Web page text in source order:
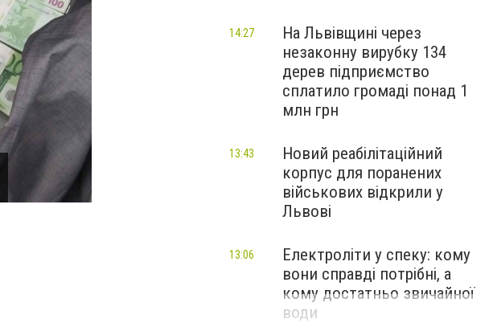
На двох автівках "БМВ" українці везли в Румунію
Фото - ДПСУ
На Львівщині через
незаконну вирубку 134
дерев підприємство
сплатило громаді понад 1
млн грн
14:27
Новий реабілітаційний
корпус для поранених
військових відкрили у
Львові
13:43
Електроліти у спеку: кому
вони справді потрібні, а
кому достатньо звичайної
води
13:06